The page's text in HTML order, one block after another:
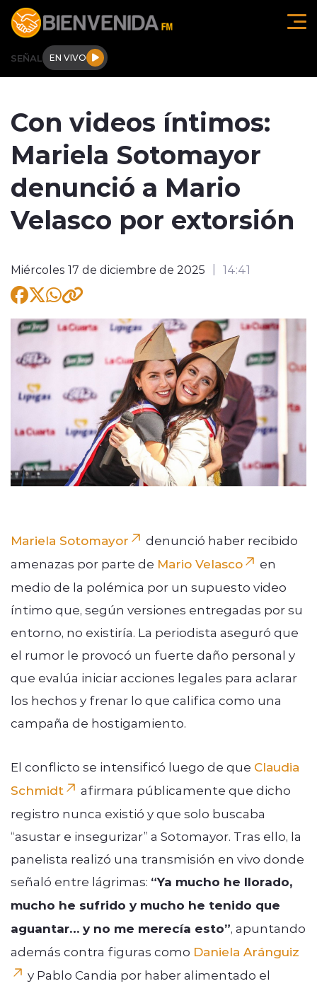
Click acá para ir directamente al contenido
SEÑAL EN VIVO
Regionales
Tendencias
Deportes
Entrevistas
modo claro
Con videos íntimos:
Mariela Sotomayor
denunció a Mario
Velasco por extorsión
Miércoles 17 de diciembre de 2025 14:41
Mariela Sotomayor
denunció haber recibido
amenazas por parte de Mario Velasco
en
medio de la polémica por un supuesto video
íntimo que, según versiones entregadas por su
entorno, no existiría. La periodista aseguró que
el rumor le provocó un fuerte daño personal y
que evalúa iniciar acciones legales para aclarar
los hechos y frenar lo que califica como una
campaña de hostigamiento.
El conflicto se intensificó luego de que Claudia
Schmidt
afirmara públicamente que dicho
registro nunca existió y que solo buscaba
“asustar e insegurizar” a Sotomayor. Tras ello, la
panelista realizó una transmisión en vivo donde
señaló entre lágrimas: “Ya mucho he llorado,
mucho he sufrido y mucho he tenido que
aguantar… y no me merecía esto”, apuntando
además contra figuras como Daniela Aránguiz
y Pablo Candia por haber alimentado el